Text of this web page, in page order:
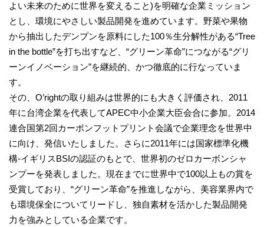
よい未来のために世界を変えること)を明確な企業ミッション
とし、環境にやさしい製品開発を進めています。野菜や果物
から抽出したデンプンを原料にした100％生分解性がある“Tree
in the bottle”を打ち出すなど、“グリーン革命”につながる“グリ
ーンイノベーション”を継続的、かつ徹底的に行なっていま
す。
その、O’rightの取り組みは世界的にも大きく評価され、2011
年に台湾企業を代表してAPEC中小企業大臣会合に参加。2014
連合国第2回カーボンフットプリント会議で企業理念を世界中
に向け、発信いたしました。さらに2011年には国家標準化機
構-イギリスBSIの認証のもとで、世界初のゼロカーボンシャ
ンプーを発表しました。現在までに世界中で100以上もの賞を
受賞しており、“グリーン革命”を推進しながら、美容業界内で
も環境保全についてリードし、独自素材を活かした製品開発
力を強みとしている企業です。